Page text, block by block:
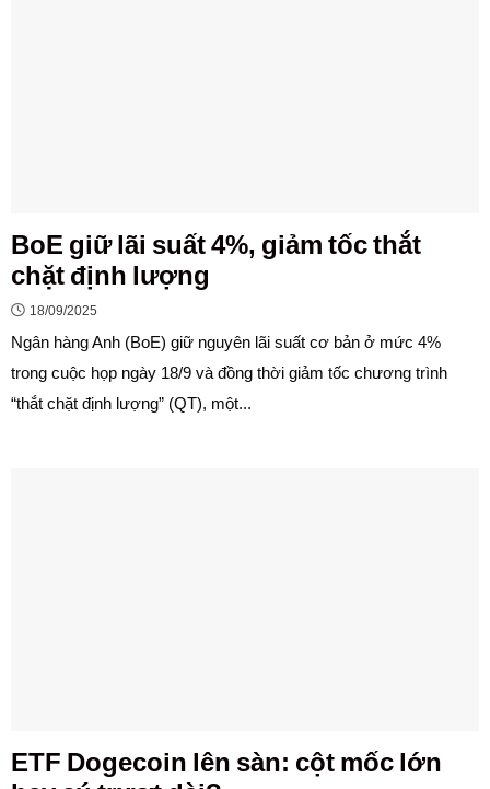
BoE giữ lãi suất 4%, giảm tốc thắt
chặt định lượng
18/09/2025
Ngân hàng Anh (BoE) giữ nguyên lãi suất cơ bản ở mức 4%
trong cuộc họp ngày 18/9 và đồng thời giảm tốc chương trình
“thắt chặt định lượng” (QT), một...
ETF Dogecoin lên sàn: cột mốc lớn